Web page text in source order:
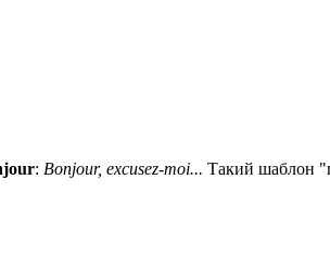
: Bonjour, excusez-moi... Такий шаблон